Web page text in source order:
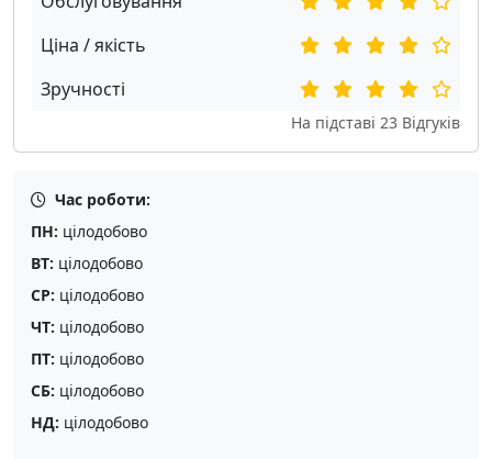
Ціна / якість
Зручності
На підставі 23 Відгуків
Час роботи:
ПН: цілодобово
ВТ: цілодобово
СР: цілодобово
ЧТ: цілодобово
ПТ: цілодобово
СБ: цілодобово
НД: цілодобово